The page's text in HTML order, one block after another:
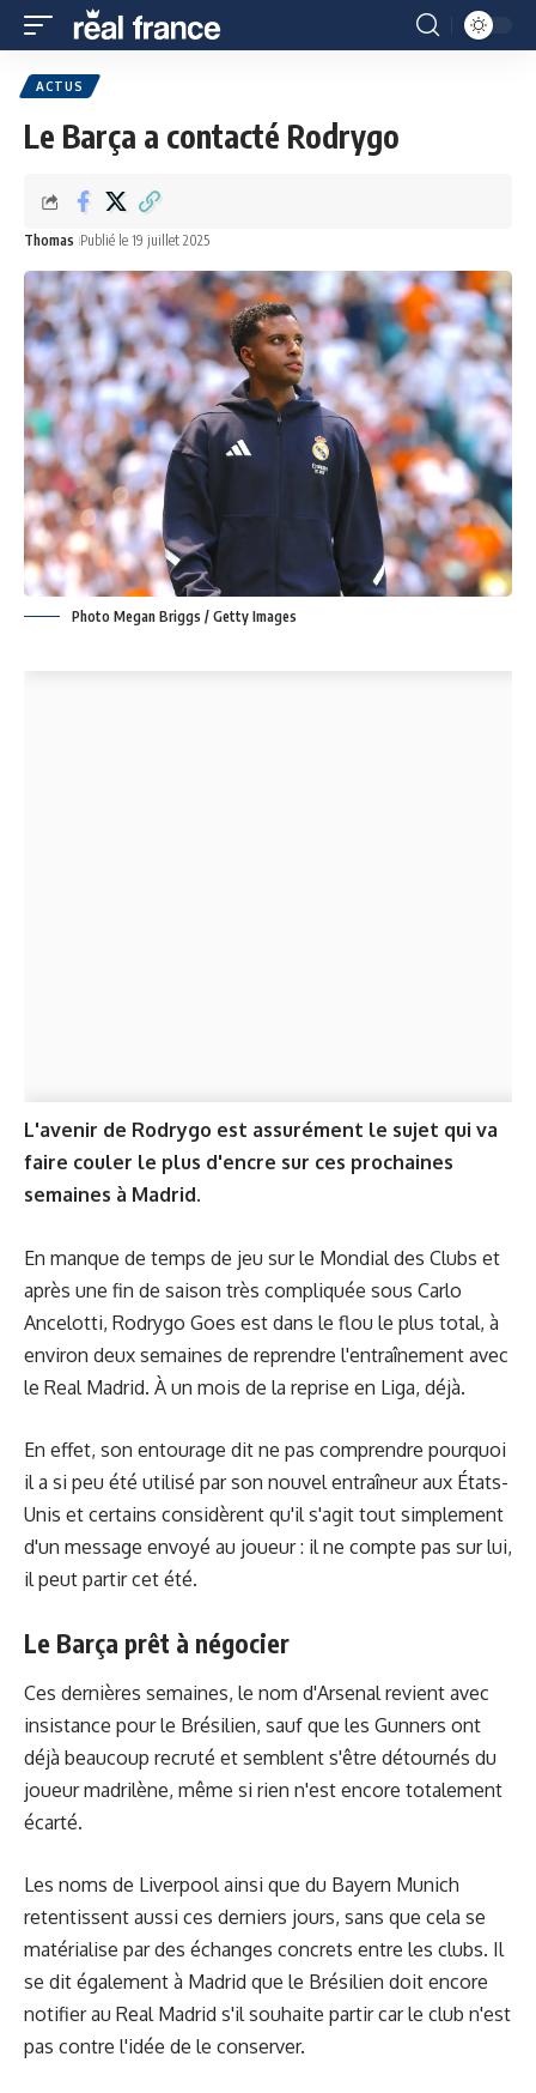
ACTUS
Le Barça a contacté Rodrygo
Thomas Publié le 19 juillet 2025
Photo Megan Briggs / Getty Images
L'avenir de Rodrygo est assurément le sujet qui va
faire couler le plus d'encre sur ces prochaines
semaines à Madrid.
En manque de temps de jeu sur le Mondial des Clubs et
après une fin de saison très compliquée sous Carlo
Ancelotti, Rodrygo Goes est dans le flou le plus total, à
environ deux semaines de reprendre l'entraînement avec
le Real Madrid. À un mois de la reprise en Liga, déjà.
En effet, son entourage dit ne pas comprendre pourquoi
il a si peu été utilisé par son nouvel entraîneur aux États-
Unis et certains considèrent qu'il s'agit tout simplement
d'un message envoyé au joueur : il ne compte pas sur lui,
il peut partir cet été.
Le Barça prêt à négocier
Ces dernières semaines, le nom d'Arsenal revient avec
insistance pour le Brésilien, sauf que les Gunners ont
déjà beaucoup recruté et semblent s'être détournés du
joueur madrilène, même si rien n'est encore totalement
écarté.
Les noms de Liverpool ainsi que du Bayern Munich
retentissent aussi ces derniers jours, sans que cela se
matérialise par des échanges concrets entre les clubs. Il
se dit également à Madrid que le Brésilien doit encore
notifier au Real Madrid s'il souhaite partircar le club n'est
pas contre l'idée de le conserver.